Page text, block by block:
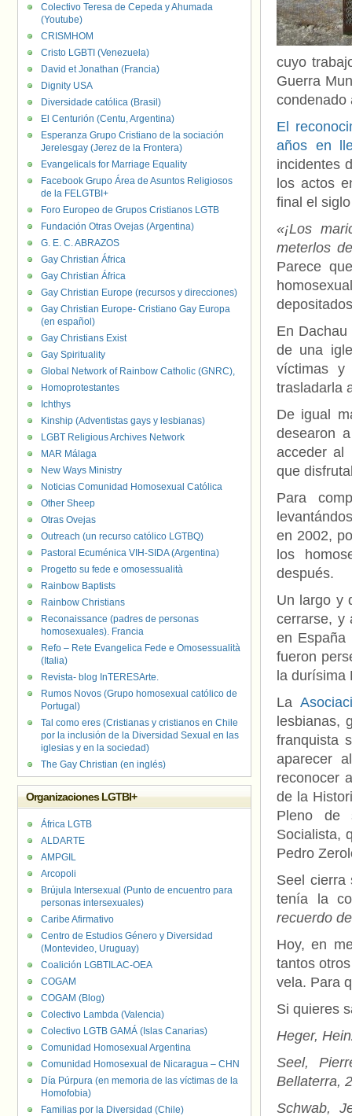
cuyo
Guerra
condenado
El
años en
incidentes
los actos
final el
«¡Los
meterlos
Parece
En
de una
víctimas y
trasladarla
De igual
desearon
acceder al
que
Para
en 2002,
los
después.
Un largo y
cerrarse, y
en España
fueron
la durísima
La
lesbianas,
franquista
aparecer
reconocer
de la
Pleno de
Socialista,
Pedro
Seel cierra
tenía la
recuerdo
Hoy, en
tantos
vela. Para
Si quieres
Heger,
Seel,
Bellaterra,
Schwab,
Colectivo Teresa de Cepeda y Ahumada
(Youtube)
CRISMHOM
Cristo LGBTI (Venezuela)
David et Jonathan (Francia)
Dignity USA
Diversidade católica (Brasil)
El Centurión (Centu, Argentina)
Esperanza Grupo Cristiano de la sociación
Jerelesgay (Jerez de la Frontera)
Evangelicals for Marriage Equality
Facebook Grupo Área de Asuntos Religiosos
de la FELGTBI+
Foro Europeo de Grupos Cristianos LGTB
Fundación Otras Ovejas (Argentina)
G. E. C. ABRAZOS
Gay Christian África
Gay Christian África
Gay Christian Europe (recursos y direcciones)
Gay Christian Europe- Cristiano Gay Europa
(en español)
Gay Christians Exist
Gay Spirituality
Global Network of Rainbow Catholic (GNRC),
Homoprotestantes
Ichthys
Kinship (Adventistas gays y lesbianas)
LGBT Religious Archives Network
MAR Málaga
New Ways Ministry
Noticias Comunidad Homosexual Católica
Other Sheep
Otras Ovejas
Outreach (un recurso católico LGTBQ)
Pastoral Ecuménica VIH-SIDA (Argentina)
Progetto su fede e omosessualità
Rainbow Baptists
Rainbow Christians
Reconaissance (padres de personas
homosexuales). Francia
Refo – Rete Evangelica Fede e Omosessualità
(Italia)
Revista- blog InTERESArte.
Rumos Novos (Grupo homosexual católico de
Portugal)
Tal como eres (Cristianas y cristianos en Chile
por la inclusión de la Diversidad Sexual en las
iglesias y en la sociedad)
The Gay Christian (en inglés)
Organizaciones LGTBI+
África LGTB
ALDARTE
AMPGIL
Arcopoli
Brújula Intersexual (Punto de encuentro para
personas intersexuales)
Caribe Afirmativo
Centro de Estudios Género y Diversidad
(Montevideo, Uruguay)
Coalición LGBTILAC-OEA
COGAM
COGAM (Blog)
Colectivo Lambda (Valencia)
Colectivo LGTB GAMÁ (Islas Canarias)
Comunidad Homosexual Argentina
Comunidad Homosexual de Nicaragua – CHN
Día Púrpura (en memoria de las víctimas de la
Homofobia)
Familias por la Diversidad (Chile)